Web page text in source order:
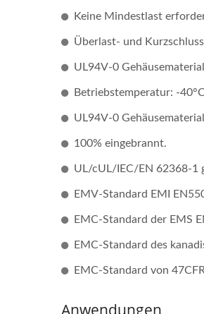
Keine Mindestlast
Überlast- und
UL94V-0
Betriebstemperatur: -
UL94V-0
100% eingebrannt.
UL/cUL/IEC/EN 62368-1
EMV-Standard EMI
EMC-Standard der EMS
EMC-Standard des
EMC-Standard von
Anwendungen
Halbbrücken-DC-
Wandler